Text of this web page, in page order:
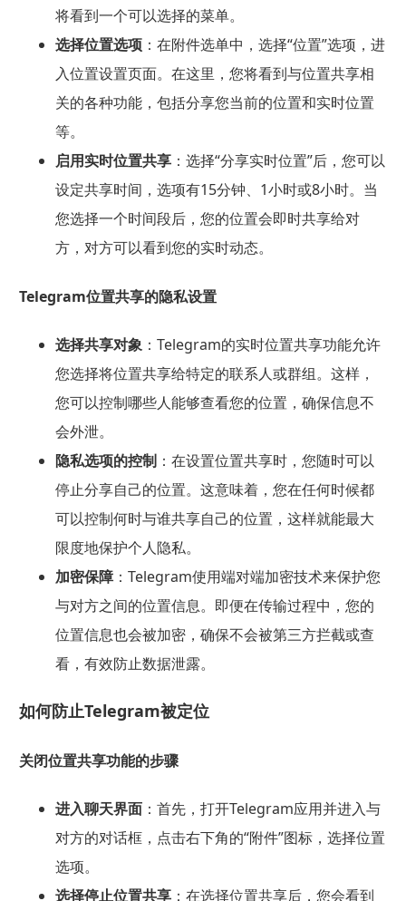
将看到一个可以选择的菜单。
选择位置选项：在附件选单中，选择“位置”选项，进
入位置设置页面。在这里，您将看到与位置共享相
关的各种功能，包括分享您当前的位置和实时位置
等。
启用实时位置共享：选择“分享实时位置”后，您可以
设定共享时间，选项有15分钟、1小时或8小时。当
您选择一个时间段后，您的位置会即时共享给对
方，对方可以看到您的实时动态。
Telegram位置共享的隐私设置
选择共享对象：Telegram的实时位置共享功能允许
您选择将位置共享给特定的联系人或群组。这样，
您可以控制哪些人能够查看您的位置，确保信息不
会外泄。
隐私选项的控制：在设置位置共享时，您随时可以
停止分享自己的位置。这意味着，您在任何时候都
可以控制何时与谁共享自己的位置，这样就能最大
限度地保护个人隐私。
加密保障：Telegram使用端对端加密技术来保护您
与对方之间的位置信息。即便在传输过程中，您的
位置信息也会被加密，确保不会被第三方拦截或查
看，有效防止数据泄露。
如何防止Telegram被定位
关闭位置共享功能的步骤
进入聊天界面：首先，打开Telegram应用并进入与
对方的对话框，点击右下角的“附件”图标，选择位置
选项。
选择停止位置共享：在选择位置共享后，您会看到